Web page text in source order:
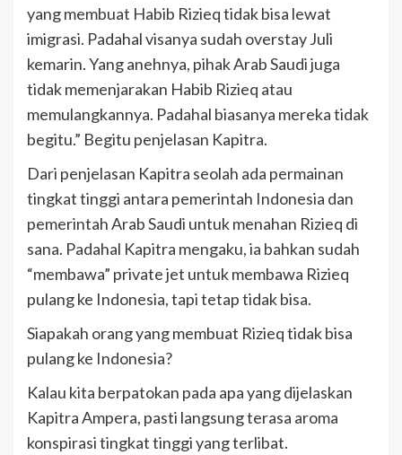
yang membuat Habib Rizieq tidak bisa lewat
imigrasi. Padahal visanya sudah overstay Juli
kemarin. Yang anehnya, pihak Arab Saudi juga
tidak memenjarakan Habib Rizieq atau
memulangkannya. Padahal biasanya mereka tidak
begitu.” Begitu penjelasan Kapitra.
Dari penjelasan Kapitra seolah ada permainan
tingkat tinggi antara pemerintah Indonesia dan
pemerintah Arab Saudi untuk menahan Rizieq di
sana. Padahal Kapitra mengaku, ia bahkan sudah
“membawa” private jet untuk membawa Rizieq
pulang ke Indonesia, tapi tetap tidak bisa.
Siapakah orang yang membuat Rizieq tidak bisa
pulang ke Indonesia?
Kalau kita berpatokan pada apa yang dijelaskan
Kapitra Ampera, pasti langsung terasa aroma
konspirasi tingkat tinggi yang terlibat.